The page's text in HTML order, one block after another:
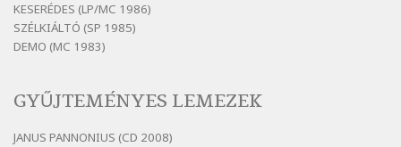
Bertók László: Ó, az a hol volt vicinális
Bertók László: Vásáros
Szélkiáltó
KESERÉDES (LP/MC 1986)
SZÉLKIÁLTÓ (SP 1985)
DEMO (MC 1983)
GYŰJTEMÉNYES LEMEZEK
JANUS PANNONIUS (CD 2008)